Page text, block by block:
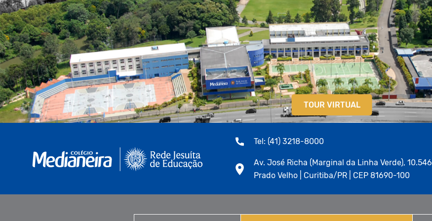
TOUR VIRTUAL
Tel: (41) 3218-8000
Av. José Richa (Marginal da Linha Verde), 10.546
Prado Velho | Curitiba/PR | CEP 81690-100